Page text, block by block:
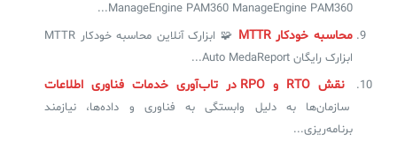
ManageEngine PAM360 ManageEngine PAM360...
محاسبه خودکار MTTR
🧩 ابزارک آنلاین محاسبه خودکار MTTR
ابزارک رایگان Auto MedaReport...
نقش RTO و RPO در تاب‌آوری خدمات فناوری اطلاعات
سازمان‌ها به دلیل وابستگی به فناوری و داده‌ها، نیازمند
برنامه‌ریزی...